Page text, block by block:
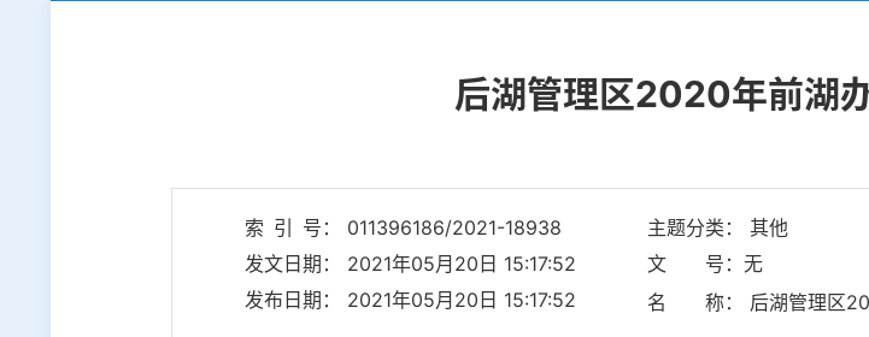
后湖管理区2020年前湖
索 引 号： 011396186/2021-18938 主题分类： 其他
发文日期： 2021年05月20日 15:17:52
文 号：无
发布日期： 2021年05月20日 15:17:52
名 称： 后湖管理区